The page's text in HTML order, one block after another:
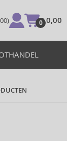
0
€ 0,00